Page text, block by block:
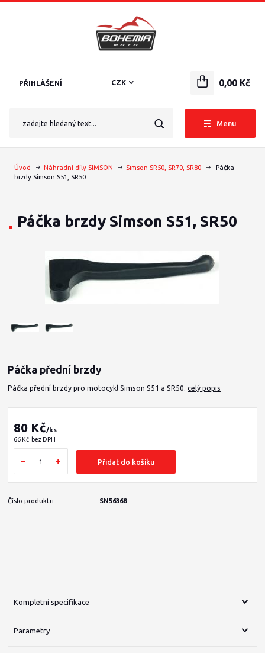
Menu
CZK
PŘIHLÁŠENÍ 0,00 Kč
Úvod Náhradní díly SIMSON Simson SR50, SR70, SR80
Páčka
brzdy Simson S51, SR50
Páčka brzdy Simson S51, SR50
Páčka přední brzdy
Páčka přední brzdy pro motocykl Simson S51 a SR50.celý popis
80 Kč/ks
66 Kč bez DPH
Přidat do košíku
Číslo produktu: SN56368
Kompletní specifikace
Parametry